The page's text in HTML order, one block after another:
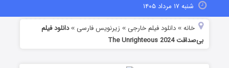
شنبه ۱۷ مرداد ۱۴۰۵
خانه »دانلود فیلم خارجی » زیرنویس فارسی »دانلود فیلم
بی‌‌صداقت The Unrighteous 2024